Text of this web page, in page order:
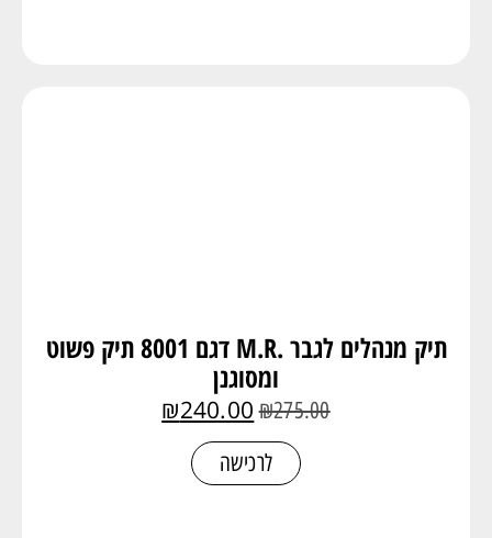
תיק מנהלים לגבר .M.R דגם 8001 תיק פשוט
ומסוגנן
₪275.00
₪240.00
לרכישה